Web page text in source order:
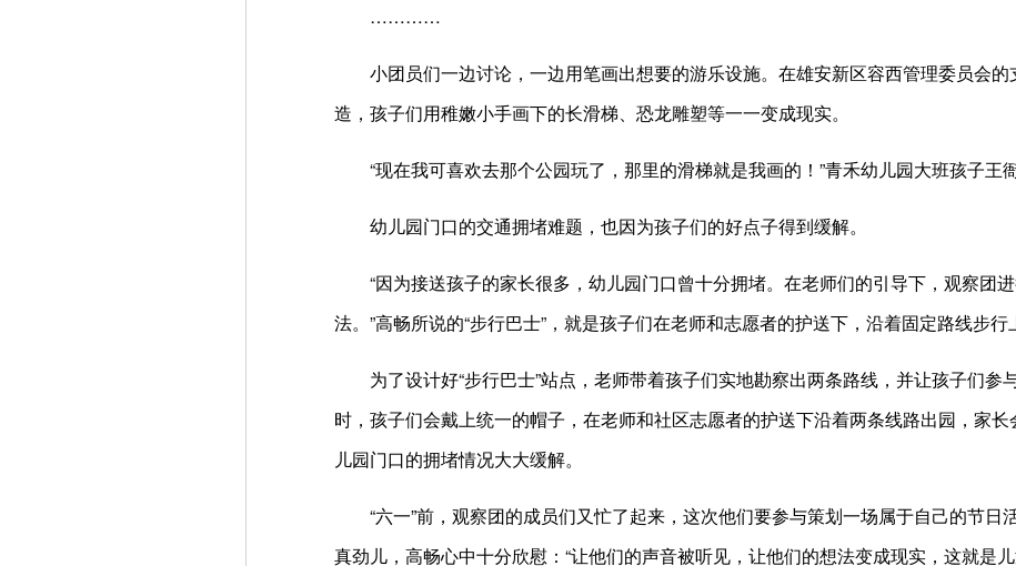
…………
小团员们一边讨论，一边用笔画出想要的游乐设施。在雄安新区容西管理委员会的
造，孩子们用稚嫩小手画下的长滑梯、恐龙雕塑等一一变成现实。
“现在我可喜欢去那个公园玩了，那里的滑梯就是我画的！”青禾幼儿园大班孩子王衙
幼儿园门口的交通拥堵难题，也因为孩子们的好点子得到缓解。
“因为接送孩子的家长很多，幼儿园门口曾十分拥堵。在老师们的引导下，观察团进
法。”高畅所说的“步行巴士”，就是孩子们在老师和志愿者的护送下，沿着固定路线步行
为了设计好“步行巴士”站点，老师带着孩子们实地勘察出两条路线，并让孩子们参
时，孩子们会戴上统一的帽子，在老师和社区志愿者的护送下沿着两条线路出园，家
儿园门口的拥堵情况大大缓解。
“六一”前，观察团的成员们又忙了起来，这次他们要参与策划一场属于自己的节日
真劲儿，高畅心中十分欣慰：“让他们的声音被听见，让他们的想法变成现实，这就是